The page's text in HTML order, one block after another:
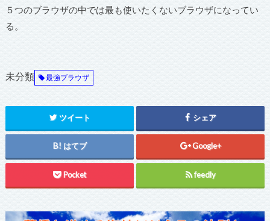
５つのブラウザの中では最も使いたくないブラウザになってい
る。
未分類 最強ブラウザ
ツイート シェア
はてブ Google+
Pocket feedly